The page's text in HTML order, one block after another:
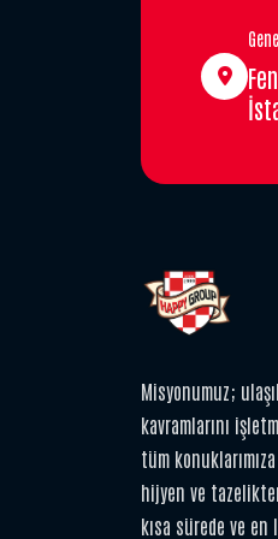
Misyonumuz;
kavramlarını
tüm
hijyen ve
kısa sürede ve